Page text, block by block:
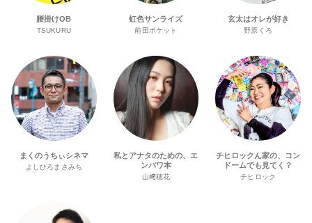
腰掛けOB
TSUKURU
虹色サンライズ
前田ポケット
玄太はオレが好き
野原くろ
まくのうちぃシネマ
よしひろまさみち
私とアナタのための、エ
ンパワ本
山﨑穂花
チヒロックん家の、コン
ドームでも見てく？
チヒロック